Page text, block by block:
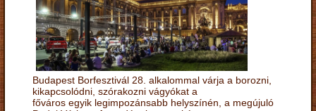
Budapest Borfesztivál 28. alkalommal várja a borozni,
kikapcsolódni, szórakozni vágyókat a
főváros egyik legimpozánsabb helyszínén, a megújuló